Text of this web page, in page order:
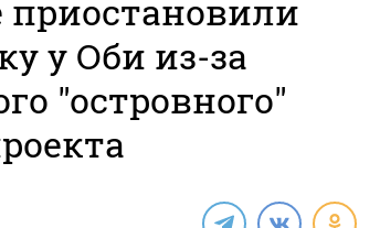
приостановили
у Оби из-за
"островного"